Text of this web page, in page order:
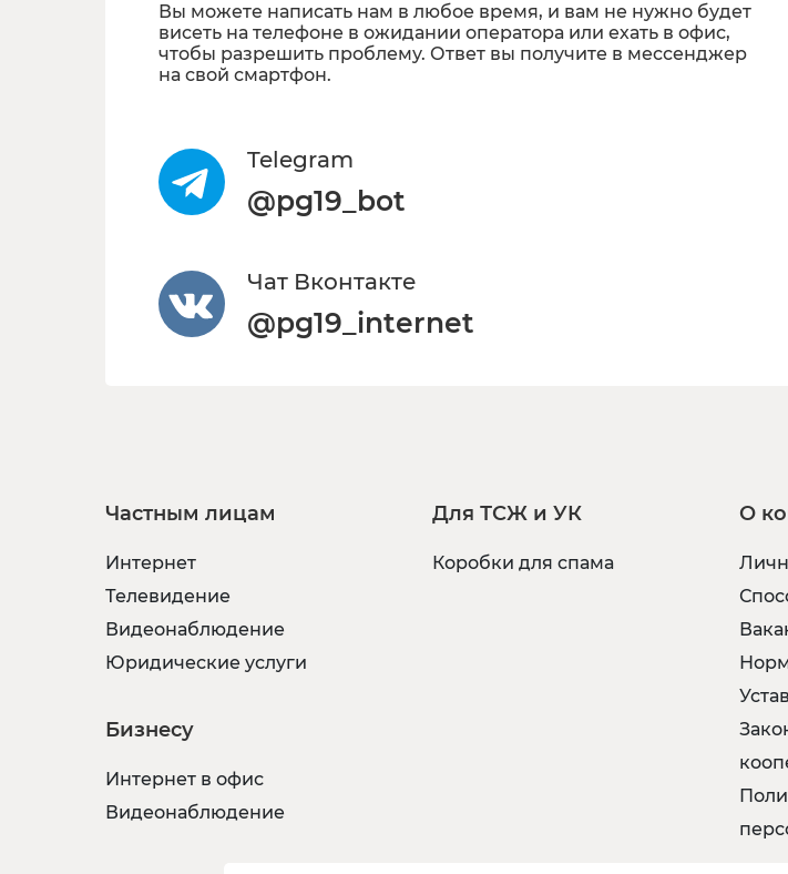
Вы можете написать нам в любое время, и вам не нужно будет
висеть на телефоне в ожидании оператора или ехать в офис,
чтобы разрешить проблему. Ответ вы получите в мессенджер
на свой смартфон.
Telegram
@pg19_bot
Чат Вконтакте
@pg19_internet
Частным лицам
Интернет
Телевидение
Видеонаблюдение
Юридические услуги
Бизнесу
Интернет в офис
Видеонаблюдение
Для ТСЖ и УК
Коробки для спама
О
Устав